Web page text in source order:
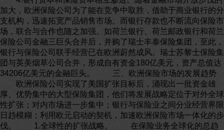
加大，欧洲保险公司为了能在竞争中取胜，借助于商业银行的分
支机构，迅速拓宽产品销售市场。而银行存款也不断流向保险市
场，联合与合作也随之加强。如荷兰银行、荷兰邮政银行和荷兰
保险公司金融三巨头合并后，并购了瑞士丰泰保险集团，至此，
银行与保险公司联手经营已在欧洲蔚然成风。瑞士苏黎士保险集
团与英美烟草公司合并，形成自有资金180亿美元，资产总值达
34206亿美元的金融巨头。 三、欧洲保险市场的发展趋势
欧洲保险公司实现了美国扩张目标后，涌现出一批资金雄
厚、优势集中的大型保险集团，他们将发展战略定位于对外全球
性扩张；对内市场进一步集中；银行与保险业之间分业经营界限
日趋模糊；利用欧元启动的契机，加速欧洲保险市场一体化的步
伐。 1.全球性的扩张战略。 在保险业务全球化的总趋